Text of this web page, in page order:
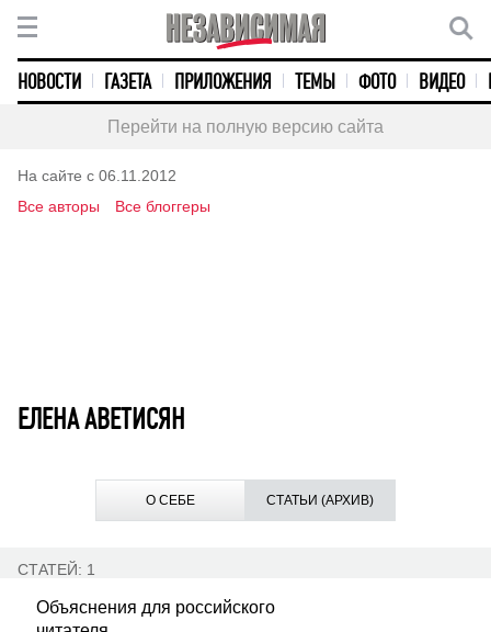
НОВОСТИ ГАЗЕТА ПРИЛОЖЕНИЯ ТЕМЫ ФОТО ВИДЕО
Перейти на полную версию сайта
На сайте с 06.11.2012
Все авторы
Все блоггеры
ЕЛЕНА АВЕТИСЯН
О СЕБЕ СТАТЬИ (АРХИВ)
СТАТЕЙ: 1
Объяснения для российского